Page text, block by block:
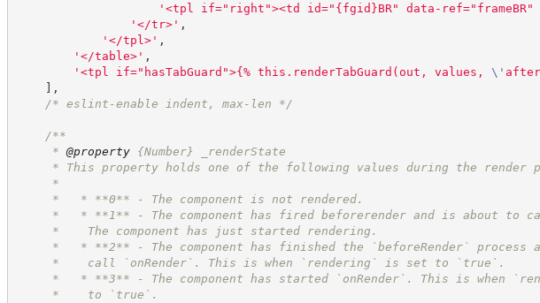
' <tpl if="right"><td id="{fgid}BR" data-
' </tr>' ,
' </tpl>' ,
' </table>' ,
' <tpl if="hasTabGuard">{% this.renderTabGuard(out, values, \' after
] ,
/* eslint-enable indent, max-len */
/**
* @property {Number}
_renderState
* This property holds one of the following values during the render
*
*   * **0** - The component is not rendered.
*   * **1** - The component has fired beforerender and is about to
*    The component has just started rendering.
*   * **2** - The component has finished the `beforeRender` process
*    call `onRender`. This is when `rendering` is set to `true`.
*   * **3** - The component has started `onRender`. This is when
*    to `true`.